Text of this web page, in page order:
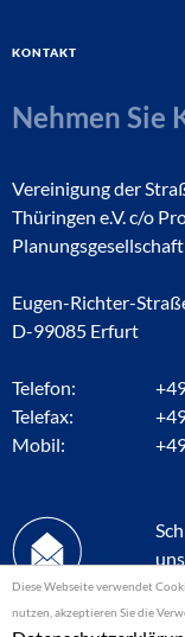
Diese Webseite verwendet
nutzen, akzeptieren Sie die
Kontakt
Nehmen Sie
Vereinigung der
Thüringen e.V. c/o
Eugen-Richter-
D-99085 Erfurt
Telefon:
Telefax:
Mobil: